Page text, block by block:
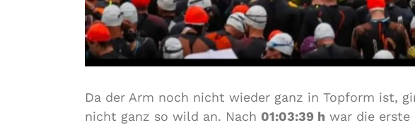
Da der Arm noch nicht wieder ganz in Topform ist,
nicht ganz so wild an. Nach 01:03:39 h war die erste